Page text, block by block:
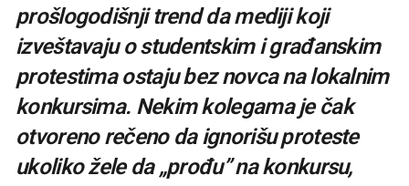
prošlogodišnji trend da mediji koji
izveštavaju o studentskim i građanskim
protestima ostaju bez novca na lokalnim
konkursima. Nekim kolegama je čak
otvoreno rečeno da ignorišu proteste
ukoliko žele da „prođu” na konkursu,